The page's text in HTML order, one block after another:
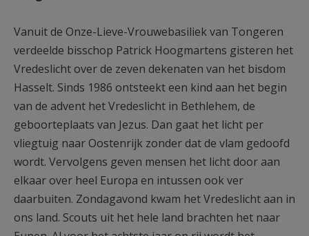
Vanuit de Onze-Lieve-Vrouwebasiliek van Tongeren
verdeelde bisschop Patrick Hoogmartens gisteren het
Vredeslicht over de zeven dekenaten van het bisdom
Hasselt. Sinds 1986 ontsteekt een kind aan het begin
van de advent het Vredeslicht in Bethlehem, de
geboorteplaats van Jezus. Dan gaat het licht per
vliegtuig naar Oostenrijk zonder dat de vlam gedoofd
wordt. Vervolgens geven mensen het licht door aan
elkaar over heel Europa en intussen ook ver
daarbuiten. Zondagavond kwam het Vredeslicht aan in
ons land. Scouts uit het hele land brachten het naar